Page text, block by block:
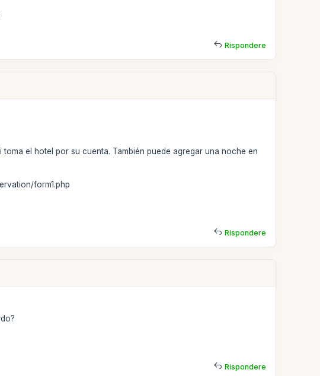
Rispondere
el hotel por su cuenta. También puede agregar una noche en
form1.php
Rispondere
Rispondere